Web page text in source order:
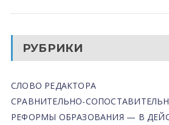
РУБРИКИ
СЛОВО РЕДАКТОРА
СРАВНИТЕЛЬНО-
РЕФОРМЫ ОБРАЗОВАНИЯ — В